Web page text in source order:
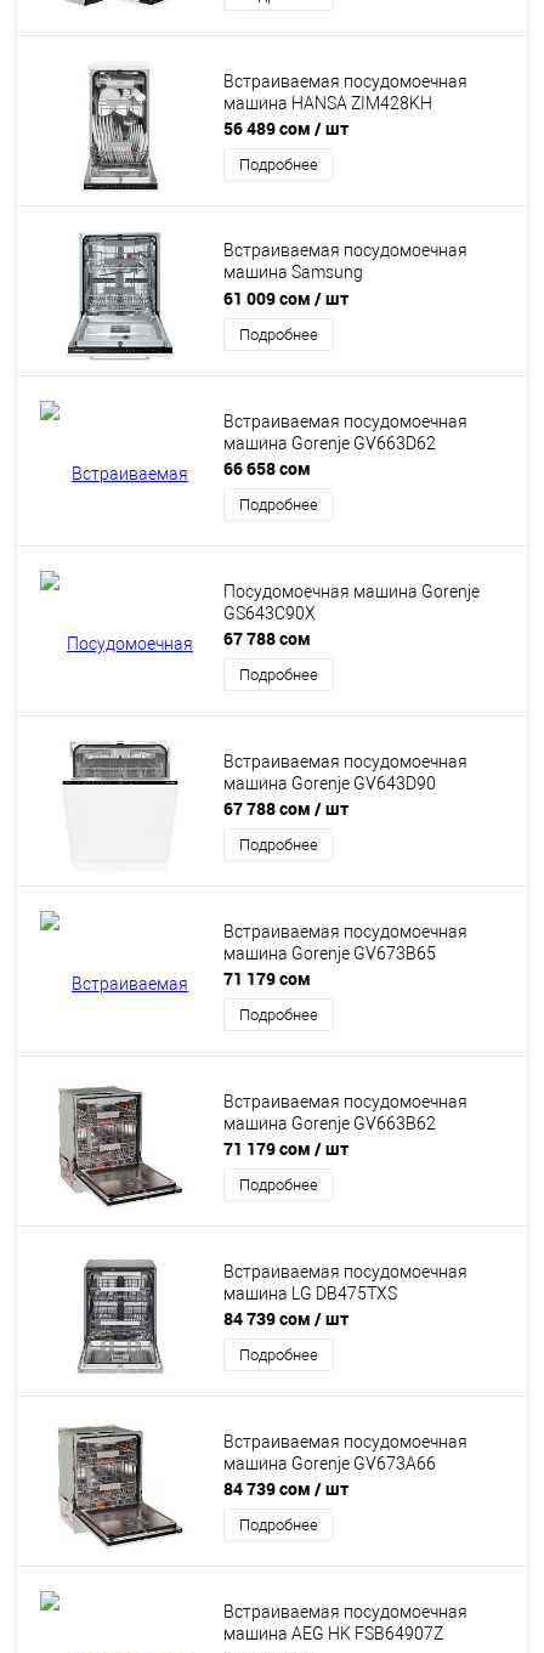
Встраиваемая посудомоечная
машина HANSA ZIM428KH
56 489 сом / шт
Подробнее
Встраиваемая посудомоечная
машина Samsung
DW60A6092BB/WT
61 009 сом / шт
Подробнее
Встраиваемая посудомоечная
машина Gorenje GV663D62
66 658 сом
Подробнее
Посудомоечная машина Gorenje
GS643C90X
67 788 сом
Подробнее
Встраиваемая посудомоечная
машина Gorenje GV643D90
67 788 сом / шт
Подробнее
Встраиваемая посудомоечная
машина Gorenje GV673B65
71 179 сом
Подробнее
Встраиваемая посудомоечная
машина Gorenje GV663B62
71 179 сом / шт
Подробнее
Встраиваемая посудомоечная
машина LG DB475TXS
84 739 сом / шт
Подробнее
Встраиваемая посудомоечная
машина Gorenje GV673A66
84 739 сом / шт
Подробнее
Встраиваемая посудомоечная
машина AEG HK FSB64907Z